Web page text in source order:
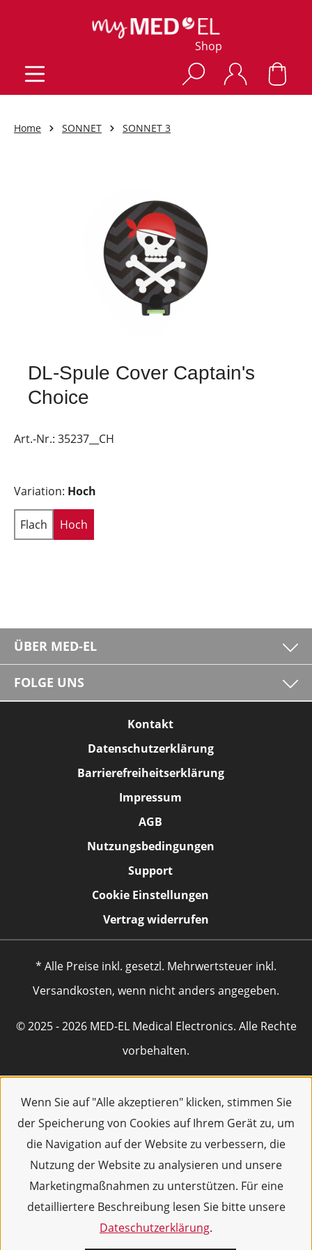
Wenn Sie auf "Alle akzeptieren" klicken, stimmen Sie
der Speicherung von Cookies auf Ihrem Gerät zu, um
die Navigation auf der Website zu verbessern, die
Nutzung der Website zu analysieren und unsere
Marketingmaßnahmen zu unterstützen. Für eine
detailliertere Beschreibung lesen Sie bitte unsere
Dateschutzerklärung.
Shop
Home SONNET SONNET 3
DL-Spule Cover Captain's
Choice
Art.-Nr.: 35237__CH
Variation: Hoch
Flach Hoch
ÜBER MED-EL
FOLGE UNS
Kontakt
Datenschutzerklärung
Barrierefreiheitserklärung
Impressum
AGB
Nutzungsbedingungen
Support
Cookie Einstellungen
Vertrag widerrufen
* Alle Preise inkl. gesetzl. Mehrwertsteuer inkl.
Versandkosten, wenn nicht anders angegeben.
© 2025 - 2026 MED-EL Medical Electronics. Alle Rechte
vorbehalten.